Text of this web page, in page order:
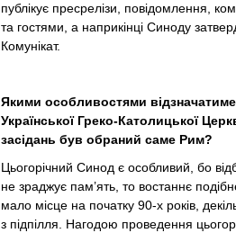
публікує пресрелізи, повідомлення,
та гостями, а наприкінці Синоду
Комунікат.
Якими особливостями
Української Греко-Католицької
засідань був обраний саме Рим?
Цьогорічний Синод є особливий, бо
не зраджує пам’ять, то востаннє
мало місце на початку 90-х років,
з підпілля. Нагодою проведення